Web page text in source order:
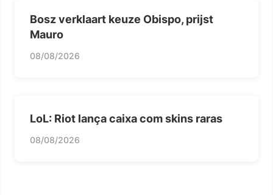
Bosz verklaart keuze Obispo, prijst
Mauro
08/08/2026
LoL: Riot lança caixa com skins raras
08/08/2026